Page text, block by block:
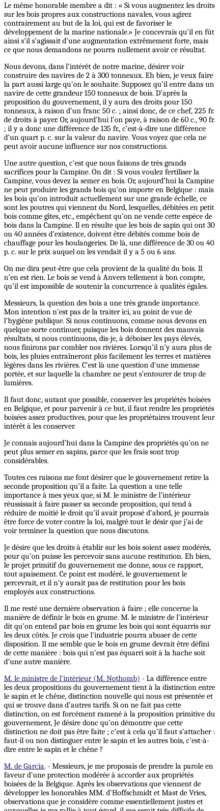
Le même honorable membre a dit : « Si vous augmentez les droits
sur les bois propres aux constructions navales, vous agirez
contrairement au but de la loi, qui est de favoriser le
développement de la marine nationale.» Je concevrais qu’il en fût
ainsi s’il s’agissait d’une augmentation extrêmement forte, mais
ce que nous demandons ne pourra nullement avoir ce résultat.
Nous devons, dans l’intérêt de notre marine, désirer voir
construire des navires de 2 à 300 tonneaux. Eh bien, je veux faire
la part aussi large qu’on le souhaite. Supposez qu’il entre dans un
navire de cette grandeur 150 tonneaux de bois. D’après la
proposition du gouvernement, il y aura des droits pour 150
tonneaux, à raison d’un franc 50 c. ; ainsi donc, de ce chef, 225 fr.
de droits à payer. Or, aujourd’hui l’on paye, à raison de 60 c., 90 fr.
; il y a donc une différence de 135 fr., c’est-à-dire une différence
d’un quart p. c. sur la valeur du navire. Vous voyez que cela ne
peut avoir aucune influence sur nos constructions.
Une autre question, c’est que nous faisons de très grands
sacrifices pour la Campine. On dit : Si vous voulez fertiliser la
Campine, vous devez la semer en bois. Or, aujourd’hui la Campine
ne peut produire les grands bois qu’on importe en Belgique : mais
les bois qu’on introduit actuellement sur une grande échelle, ce
sont les poutres qui viennent du Nord, lesquelles, débitées en petit
bois comme gîtes, etc., empêchent qu’on ne vende cette espèce de
bois dans la Campine. Il en résulte que les bois de sapin qui ont 30
ou 40 années d’existence, doivent être débités comme bois de
chauffage pour les boulangeries. De là, une différence de 30 ou 40
p. c. sur le prix auquel on les vendait il y a 5 ou 6 ans.
On me dira peut-être que cela provient de la qualité du bois. Il
n’en est rien. Le bois se vend à Anvers tellement à bon compte,
qu’il est impossible de soutenir la concurrence à qualités égales.
Messieurs, la question des bois a une très grande importance.
Mon intention n’est pas de la traiter ici, au point de vue de
l’hygiène publique. Si nous continuons, comme nous devons en
quelque sorte continuer, puisque les bois donnent des mauvais
résultats, si nous continuons, dis-je, à déboiser les pays élevés,
nous finirons par combler nos rivières. Lorsqu’il n’y aura plus de
bois, les pluies entraîneront plus facilement les terres et matières
légères dans les rivières. C’est là une question d’une immense
portée, et sur laquelle la chambre ne peut s’entourer de trop de
lumières.
Il faut donc, autant que possible, conserver les propriétés boisées
en Belgique, et pour parvenir à ce but, il faut rendre les propriétés
boisées assez productives, pour que les propriétaires trouvent leur
intérêt à les conserver.
Je connais aujourd’hui dans la Campine des propriétés qu’on ne
peut plus semer en sapins, parce que les frais sont trop
considérables.
Toutes ces raisons me font désirer que le gouvernement retire la
seconde proposition qu’il a faite. La question a une telle
importance à mes yeux que, si M. le ministre de l’intérieur
réussissait à faire passer sa seconde proposition, qui tend à
réduire de moitié le droit qu’il avait proposé d’abord, je pourrais
être force de voter contre la loi, malgré tout le désir que j’ai de
voir terminer la question que nous discutons.
Je désire que les droits à établir sur les bois soient assez modérés,
pour qu’on puisse les percevoir sans aucune restitution. Eh bien,
le projet primitif du gouvernement me donne, sous ce rapport,
tout apaisement. Ce point est modéré, le gouvernement le
percevrait, et il n’y aurait pas de restitution pour les bois
employés aux constructions.
Il me resté une dernière observation à faire ; elle concerne la
manière de définir le bois en grume. M. le ministre de l’intérieur
dit qu’on entend par bois en grume les bois qui sont équarris sur
les deux côtés. Je crois que l’industrie pourra abuser de cette
disposition. Il me semble que le bois en grume devrait être défini
de cette manière : bois qui n’est pas équarri soit à la hache soit
d’une autre manière.
M. le ministre de l’intérieur (M. Nothomb) - La différence entre
les deux propositions du gouvernement tient à la distinction entre
le sapin et le chêne, distinction nouvelle qui nous est présentée et
qui se trouve dans d’autres tarifs. Si on ne fait pas cette
distinction, on est forcément ramené à la proposition primitive du
gouvernement, Je désire donc qu’on démontre que cette
distinction ne doit pas être faite ; c’est à cela qu’il faut s’attacher :
faut-il ou non distinguer entre le sapin et les autres bois, c’est-à-
dire entre le sapin et le chêne ?
M. de Garcia. - Messieurs, je me proposais de prendre la parole en
faveur d’une protection modérée à accorder aux propriétés
boisées de la Belgique. Après les observations que viennent de
développer les honorables MM. d’Hoffschmidt et Mast de Vries,
observations que je considère comme essentiellement justes et